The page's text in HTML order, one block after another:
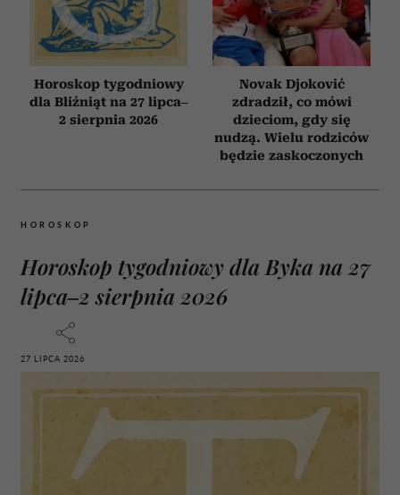
Horoskop tygodniowy
dla Bliźniąt na 27 lipca–
2 sierpnia 2026
Novak Djoković
zdradził, co mówi
dzieciom, gdy się
nudzą. Wielu rodziców
będzie zaskoczonych
HOROSKOP
Horoskop tygodniowy dla Byka na 27
lipca–2 sierpnia 2026
27 LIPCA 2026